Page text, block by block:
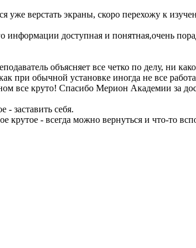
уже верстать экраны, скоро перехожу к
доступная и понятная,очень
объясняет все четко по делу, ни
при обычной установке иногда не все
все круто! Спасибо Мерион Академии за
заставить себя.
крутое - всегда можно вернуться и что-то